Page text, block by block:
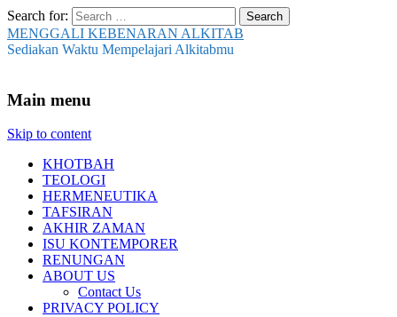
Search for:
MENGGALI KEBENARAN ALKITAB
Sediakan Waktu Mempelajari Alkitabmu
Main menu
Skip to content
KHOTBAH
TEOLOGI
HERMENEUTIKA
TAFSIRAN
AKHIR ZAMAN
ISU KONTEMPORER
RENUNGAN
ABOUT US
Contact Us
PRIVACY POLICY